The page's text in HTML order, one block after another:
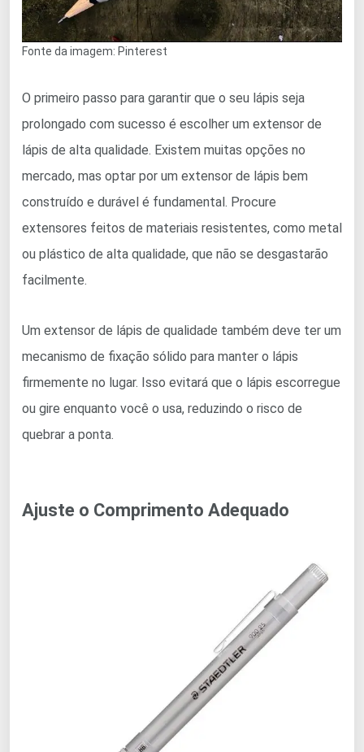
Fonte da imagem: Pinterest
O primeiro passo para garantir que o seu lápis seja
prolongado com sucesso é escolher um extensor de
lápis de alta qualidade. Existem muitas opções no
mercado, mas optar por um extensor de lápis bem
construído e durável é fundamental. Procure
extensores feitos de materiais resistentes, como metal
ou plástico de alta qualidade, que não se desgastarão
facilmente.
Um extensor de lápis de qualidade também deve ter um
mecanismo de fixação sólido para manter o lápis
firmemente no lugar. Isso evitará que o lápis escorregue
ou gire enquanto você o usa, reduzindo o risco de
quebrar a ponta.
Ajuste o Comprimento Adequado